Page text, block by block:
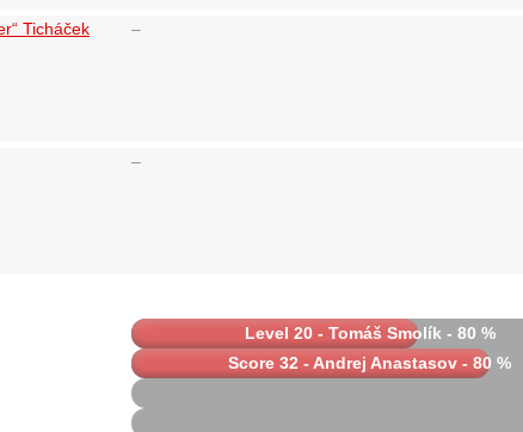
Ticháček –
–
Level 20 - Tomáš Smolík - 80 %
Score 32 - Andrej Anastasov - 80 %